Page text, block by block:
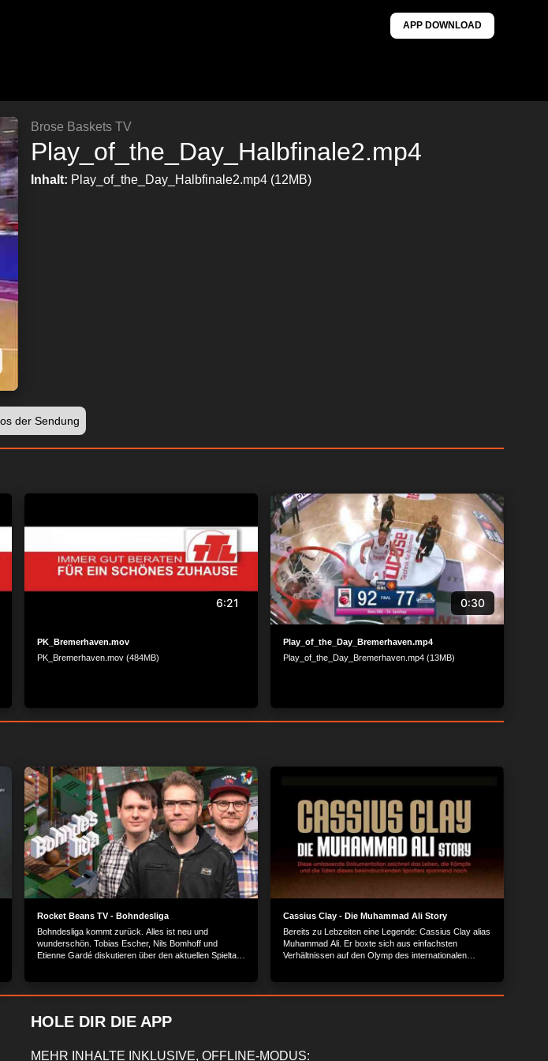
APP DOWNLOAD
Brose Baskets TV
Play_of_the_Day_Halbfinale2.mp4
Inhalt: Play_of_the_Day_Halbfinale2.mp4 (12MB)
der Sendung
6:21
PK_Bremerhaven.mov
PK_Bremerhaven.mov (484MB)
0:30
Play_of_the_Day_Bremerhaven.mp4
Play_of_the_Day_Bremerhaven.mp4 (13MB)
Rocket Beans TV - Bohndesliga
Bohndesliga kommt zurück. Alles ist neu und
wunderschön. Tobias Escher, Nils Bomhoff und
Etienne Gardé diskutieren über den aktuellen Spieltag
Cassius Clay - Die Muhammad Ali Story
Bereits zu Lebzeiten eine Legende: Cassius Clay alias
Muhammad Ali. Er boxte sich aus einfachsten
Verhältnissen auf den Olymp des internationalen
HOLE DIR DIE APP
MEHR INHALTE INKLUSIVE, OFFLINE-MODUS: